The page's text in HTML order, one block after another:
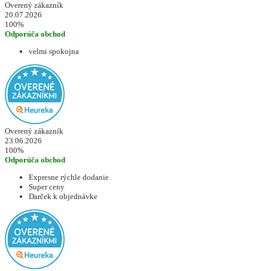
Overený zákazník
20.07.2026
100%
Odporúča obchod
velmi spokojna
Overený zákazník
23.06.2026
100%
Odporúča obchod
Expresne rýchle dodanie
Super ceny
Darček k objednávke